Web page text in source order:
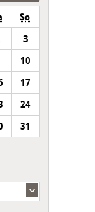
So
3
10
17
24
31